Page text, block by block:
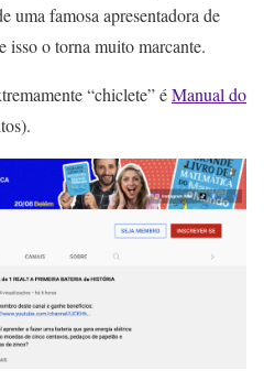
uma famosa apresentadora de
o torna muito marcante.
“chiclete” éManual do